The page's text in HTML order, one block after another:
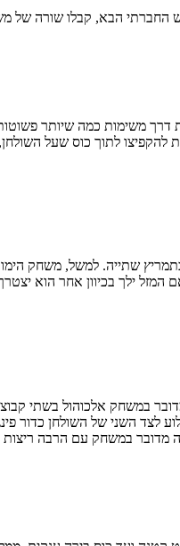
הבא, קבלו שורה של
משימות כמה שיותר
להקפיצו לתוך כוס שעל
שתייה. למשל, משחק
ילך בכיוון אחר הוא
במשחק אלכוהול בשתי
לצד השני של השולחן כדור
מדובר במשחק עם הרבה ריצות